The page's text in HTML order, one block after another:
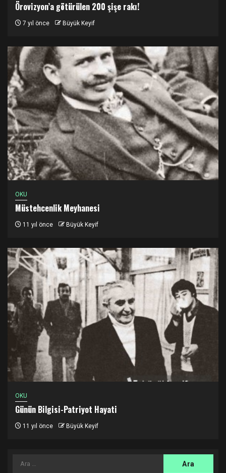
Örovizyon’a götürülen 200 şişe rakı!
7 yıl önce Büyük Keyif
OKU
Müstehcenlik Meyhanesi
11 yıl önce Büyük Keyif
OKU
Günün Bilgisi-Patriyot Hayati
11 yıl önce Büyük Keyif
Arama: